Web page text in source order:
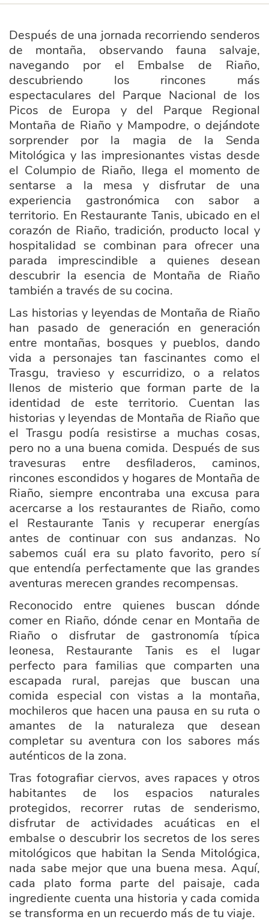
Después de una jornada recorriendo senderos
de montaña, observando fauna salvaje,
navegando por el Embalse de Riaño,
descubriendo los rincones más
espectaculares del Parque Nacional de los
Picos de Europa y del Parque Regional
Montaña de Riaño y Mampodre, o dejándote
sorprender por la magia de la Senda
Mitológica y las impresionantes vistas desde
el Columpio de Riaño, llega el momento de
sentarse a la mesa y disfrutar de una
experiencia gastronómica con sabor a
territorio. En Restaurante Tanis, ubicado en el
corazón de Riaño, tradición, producto local y
hospitalidad se combinan para ofrecer una
parada imprescindible a quienes desean
descubrir la esencia de Montaña de Riaño
también a través de su cocina.
Las historias y leyendas de Montaña de Riaño
han pasado de generación en generación
entre montañas, bosques y pueblos, dando
vida a personajes tan fascinantes como el
Trasgu, travieso y escurridizo, o a relatos
llenos de misterio que forman parte de la
identidad de este territorio. Cuentan las
historias y leyendas de Montaña de Riaño que
el Trasgu podía resistirse a muchas cosas,
pero no a una buena comida. Después de sus
travesuras entre desfiladeros, caminos,
rincones escondidos y hogares de Montaña de
Riaño, siempre encontraba una excusa para
acercarse a los restaurantes de Riaño, como
el Restaurante Tanis y recuperar energías
antes de continuar con sus andanzas. No
sabemos cuál era su plato favorito, pero sí
que entendía perfectamente que las grandes
aventuras merecen grandes recompensas.
Reconocido entre quienes buscan dónde
comer en Riaño, dónde cenar en Montaña de
Riaño o disfrutar de gastronomía típica
leonesa, Restaurante Tanis es el lugar
perfecto para familias que comparten una
escapada rural, parejas que buscan una
comida especial con vistas a la montaña,
mochileros que hacen una pausa en su ruta o
amantes de la naturaleza que desean
completar su aventura con los sabores más
auténticos de la zona.
Tras fotografiar ciervos, aves rapaces y otros
habitantes de los espacios naturales
protegidos, recorrer rutas de senderismo,
disfrutar de actividades acuáticas en el
embalse o descubrir los secretos de los seres
mitológicos que habitan la Senda Mitológica,
nada sabe mejor que una buena mesa. Aquí,
cada plato forma parte del paisaje, cada
ingrediente cuenta una historia y cada comida
se transforma en un recuerdo más de tu viaje.